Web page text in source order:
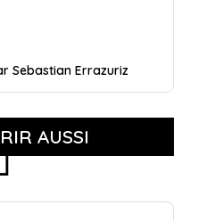
Sebastian Errazuriz
AUSSI